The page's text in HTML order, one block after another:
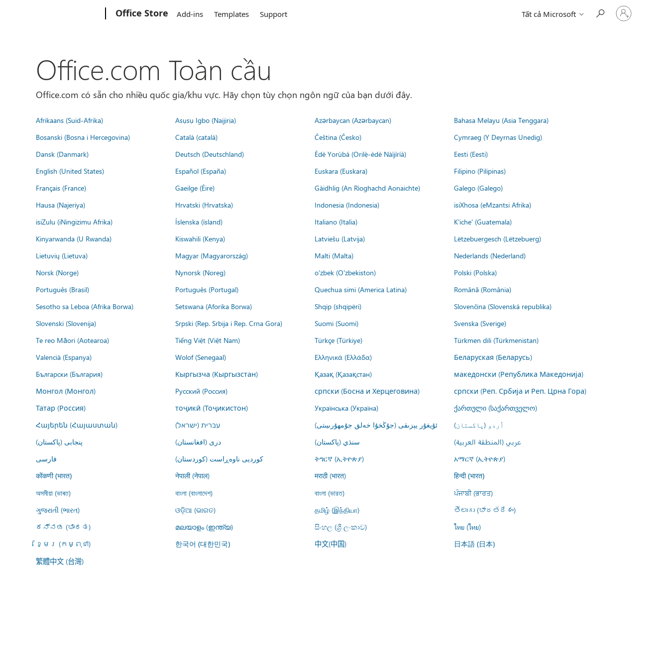
Office Store Add-ins Templates Support Tất cả Microsoft
Đăng
nhập
Office.com Toàn cầu
Office.com có sẵn cho nhiều quốc gia/khu vực. Hãy chọn tùy chọn ngôn ngữ của bạn dưới đây.
Afrikaans (Suid-Afrika) Asụsụ Igbo (Naịjịrịa) Azərbaycan (Azərbaycan)
Bahasa Melayu (Asia Tenggara)
Bosanski (Bosna i Hercegovina)
Català (català) Čeština (Česko)
Cymraeg (Y Deyrnas Unedig)
Dansk (Danmark)
Deutsch (Deutschland) Èdè Yorùbá (Orilẹ̀-èdè Nàìjíríà)
Eesti (Eesti)
English (United States)
Español (España) Euskara (Euskara)
Filipino (Pilipinas)
Français (France)
Gaeilge (Éire) Gàidhlig (An Rìoghachd Aonaichte)
Galego (Galego)
Hausa (Najeriya)
Hrvatski (Hrvatska) Indonesia (Indonesia)
isiXhosa (eMzantsi Afrika)
isiZulu (iNingizimu Afrika)
Íslenska (ísland) Italiano (Italia)
K'iche' (Guatemala)
Kinyarwanda (U Rwanda)
Kiswahili (Kenya) Latviešu (Latvija)
Lëtzebuergesch (Lëtzebuerg)
Lietuvių (Lietuva)
Magyar (Magyarország) Malti (Malta)
Nederlands (Nederland)
Norsk (Norge)
Nynorsk (Noreg) o'zbek (O'zbekiston)
Polski (Polska)
Português (Brasil)
Português (Portugal) Quechua simi (America Latina)
Română (România)
Sesotho sa Leboa (Afrika Borwa)
Setswana (Aforika Borwa) Shqip (shqipëri)
Slovenčina (Slovenská republika)
Slovenski (Slovenija)
Srpski (Rep. Srbija i Rep. Crna Gora) Suomi (Suomi)
Svenska (Sverige)
Te reo Māori (Aotearoa)
Tiếng Việt (Việt Nam) Türkçe (Türkiye)
Türkmen dili (Türkmenistan)
Valencià (Espanya)
Wolof (Senegaal) Ελληνικά (Ελλάδα)
Беларуская (Беларусь)
Български (България)
Кыргызча (Кыргызстан) Қазақ (Қазақстан)
македонски (Република Македонија)
Монгол (Монгол)
Русский (Россия) српски (Босна и Херцеговина)
српски (Реп. Србија и Реп. Црна Гора)
Татар (Россия)
тоҷикӣ (Тоҷикистон) Українська (Україна)
ქართული (საქართველო)
Հայերեն (Հայաստան)
עברית (ישראל) ئۇيغۇر يېزىقى (جۇڭخۇا خەلق جۇمھۇرىيىتى)
اُردو (پاکستان)
پنجابی (پاکستان)
درى (افغانستان) سنڌي (پاکستان)
عربي (المنطقة العربية)
فارسى
کوردیی ناوەڕاست (کوردستان) ትግርኛ (ኢትዮጵያ) አማርኛ (ኢትዮጵያ)
कोंकणी (भारत) नेपाली (नेपाल) मराठी (भारत) हिन्दी (भारत)
অসমীয়া (ভাৰত) বাংলা (বাংলাদেশ) বাংলা (ভারত)
ਪੰਜਾਬੀ (ਭਾਰਤ)
ગુજરાતી (ભારત)
ଓଡ଼ିଆ (ଭାରତ) தமிழ் (இந்தியா)
తెలుగు (భారతదేశం)
ಕನ್ನಡ (ಭಾರತ)
മലയാളം (ഇന്ത്യ) සිංහල (ශ්‍රී ලංකාව)
ไทย (ไทย)
ខ្មែរ (កម្ពុជា)
한국어 (대한민국) 中文(中国) 日本語 (日本)
繁體中文 (台灣)